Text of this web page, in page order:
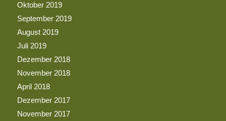
Oktober 2019
September 2019
August 2019
Juli 2019
Dezember 2018
November 2018
April 2018
Dezember 2017
November 2017